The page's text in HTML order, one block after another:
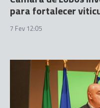
para fortalecer
7 Fev 12:05